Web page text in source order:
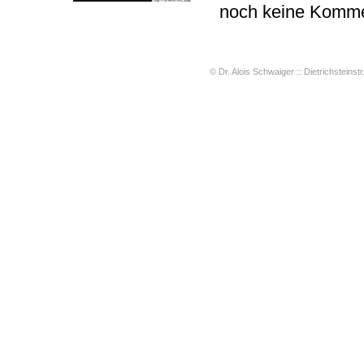
noch keine
© Dr. Alois Schwaiger ::